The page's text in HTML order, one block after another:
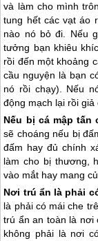
và làm cho mình
tung hết các vạt áo
nào nó bỏ đi. Nếu
tưởng bạn khiêu
rồi đến một khoảng
cầu nguyện là bạn
nó rồi chạy). Nếu
động mạch lại rồi giả
Nếu bị cá mập tấn
sẽ choáng nếu bị
đấm hay đủ chính
làm cho bị thương,
vào mắt hay mang
Nơi trú ẩn là phải
là phải có mái che
trú ẩn an toàn là nơi
không phải là nơi